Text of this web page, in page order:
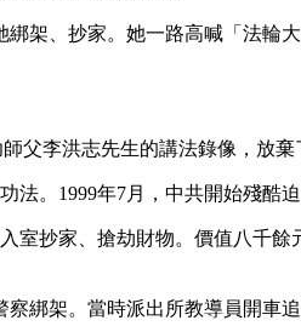
架、抄家。她一路高喊「法輪
父李洪志先生的講法錄像，放
。1999年7月，中共開始殘酷
抄家、搶劫財物。價值八千
綁架。當時派出所教導員開車